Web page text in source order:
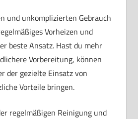
und unkomplizierten Gebrauch
Vorheizen und
beste Ansatz. Hast du mehr
Vorbereitung, können
der gezielte Einsatz von
Vorteile bringen.
regelmäßigen Reinigung und